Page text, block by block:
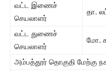
வட்ட இணைச்
செயலாளர்
தா.
வட்ட துணைச்
செயலாளர்
மோ.
அம்பத்தூர் தொகுதி மேற்கு